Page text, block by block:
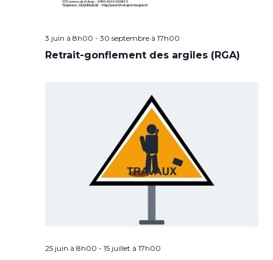
3 juin à 8h00 - 30 septembre à 17h00
Retrait-gonflement des argiles (RGA)
25 juin à 8h00 - 15 juillet à 17h00